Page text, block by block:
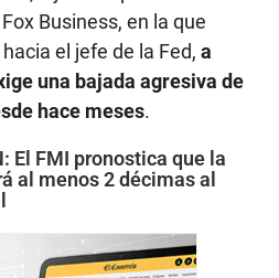
Business, en la que
el jefe de la Fed, a
una bajada agresiva de
hace meses.
El FMI pronostica que la
al menos 2 décimas al